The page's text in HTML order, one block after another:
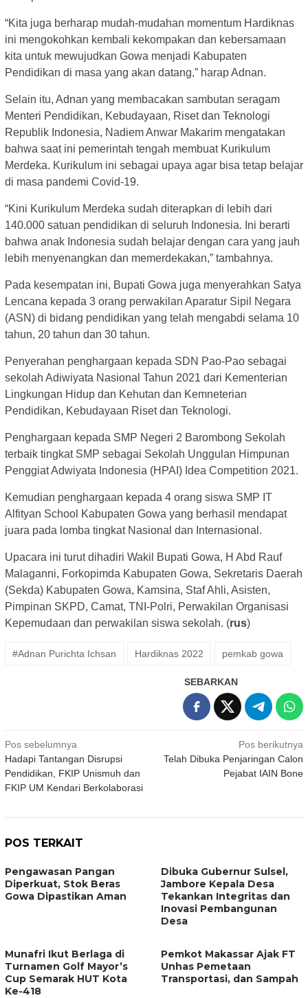
“Kita juga berharap mudah-mudahan momentum Hardiknas
ini mengokohkan kembali kekompakan dan kebersamaan
kita untuk mewujudkan Gowa menjadi Kabupaten
Pendidikan di masa yang akan datang,” harap Adnan.
Selain itu, Adnan yang membacakan sambutan seragam
Menteri Pendidikan, Kebudayaan, Riset dan Teknologi
Republik Indonesia, Nadiem Anwar Makarim mengatakan
bahwa saat ini pemerintah tengah membuat Kurikulum
Merdeka. Kurikulum ini sebagai upaya agar bisa tetap belajar
di masa pandemi Covid-19.
“Kini Kurikulum Merdeka sudah diterapkan di lebih dari
140.000 satuan pendidikan di seluruh Indonesia. Ini berarti
bahwa anak Indonesia sudah belajar dengan cara yang jauh
lebih menyenangkan dan memerdekakan,” tambahnya.
Pada kesempatan ini, Bupati Gowa juga menyerahkan Satya
Lencana kepada 3 orang perwakilan Aparatur Sipil Negara
(ASN) di bidang pendidikan yang telah mengabdi selama 10
tahun, 20 tahun dan 30 tahun.
Penyerahan penghargaan kepada SDN Pao-Pao sebagai
sekolah Adiwiyata Nasional Tahun 2021 dari Kementerian
Lingkungan Hidup dan Kehutan dan Kemneterian
Pendidikan, Kebudayaan Riset dan Teknologi.
Penghargaan kepada SMP Negeri 2 Barombong Sekolah
terbaik tingkat SMP sebagai Sekolah Unggulan Himpunan
Penggiat Adwiyata Indonesia (HPAI) Idea Competition 2021.
Kemudian penghargaan kepada 4 orang siswa SMP IT
Alfityan School Kabupaten Gowa yang berhasil mendapat
juara pada lomba tingkat Nasional dan Internasional.
Upacara ini turut dihadiri Wakil Bupati Gowa, H Abd Rauf
Malaganni, Forkopimda Kabupaten Gowa, Sekretaris Daerah
(Sekda) Kabupaten Gowa, Kamsina, Staf Ahli, Asisten,
Pimpinan SKPD, Camat, TNI-Polri, Perwakilan Organisasi
Kepemudaan dan perwakilan siswa sekolah. (rus)
#Adnan Purichta Ichsan Hardiknas 2022 pemkab gowa
SEBARKAN
Navigasi
pos
Pos sebelumnya
Hadapi Tantangan Disrupsi
Pendidikan, FKIP Unismuh dan
FKIP UM Kendari Berkolaborasi
Pos berikutnya
Telah Dibuka Penjaringan Calon
Pejabat IAIN Bone
POS TERKAIT
Pengawasan Pangan
Diperkuat, Stok Beras
Gowa Dipastikan Aman
Dibuka Gubernur Sulsel,
Jambore Kepala Desa
Tekankan Integritas dan
Inovasi Pembangunan
Desa
Munafri Ikut Berlaga di
Turnamen Golf Mayor’s
Cup Semarak HUT Kota
Ke-418
Pemkot Makassar Ajak FT
Unhas Pemetaan
Transportasi, dan Sampah